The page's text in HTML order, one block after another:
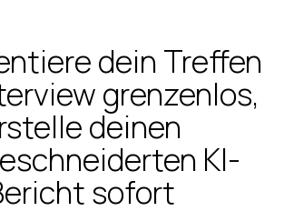
dein Treffen
grenzenlos,
deinen
KI-
sofort